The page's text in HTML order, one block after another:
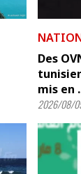
Des
mis en
2026/08/